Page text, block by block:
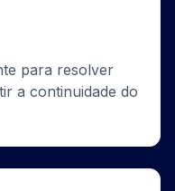
para resolver
a continuidade do